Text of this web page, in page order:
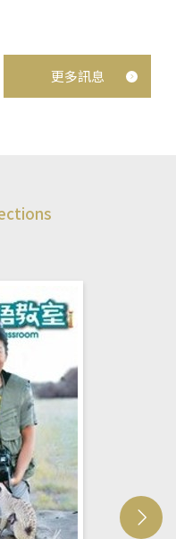
更多訊息